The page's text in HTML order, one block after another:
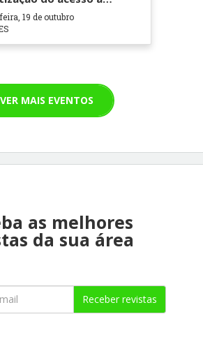
19 de outubro
VER MAIS EVENTOS
as melhores
da sua área
Receber revistas